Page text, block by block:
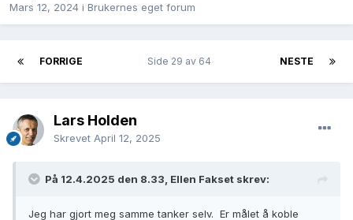
Mars 12, 2024 i Brukernes eget forum
FORRIGE NESTE
Side 29 av 64
Lars Holden
Skrevet April 12, 2025
På 12.4.2025 den 8.33, Ellen Fakset skrev:
Jeg har gjort meg samme tanker selv. Er målet å koble